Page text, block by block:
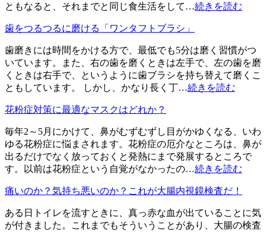
ともなると、それまでと同じ食生活をして…続きを読む
歯をつるつるに磨ける「ワンタフトブラシ」
歯磨きには時間をかける方で、最低でも5分は磨く習慣がつ
いています。また、右の歯を磨くときは左手で、左の歯を磨
くときは右手で、というように歯ブラシを持ち替えて磨くこ
ともしています。 しかし、かなり長く丁…続きを読む
花粉症対策に最適なマスクはどれか？
毎年2～5月にかけて、鼻がむずむずし目がかゆくなる、いわ
ゆる花粉症に悩まされます。花粉症の厄介なところは、鼻が
出るだけでなく放っておくと発熱にまで発展するところで
す。以前は花粉症という自覚がなかったの…続きを読む
痛いのか？気持ち悪いのか？これが大腸内視鏡検査だ！
ある日トイレを流すときに、真っ赤な血が出ていることに気
が付きました。これまでもそういうことがあり、大腸の検査